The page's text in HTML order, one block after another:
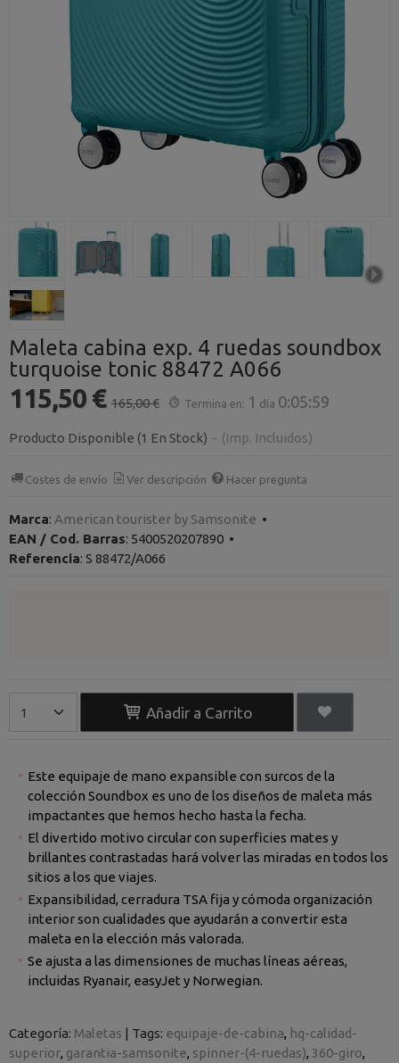
Maleta cabina exp. 4 ruedas soundbox
turquoise tonic 88472 A066
115,50 € 165,00 € Termina en: 1 día 0:05:59
Producto Disponible (1 En Stock) - (Imp. Incluidos)
Costes de envío Ver descripción Hacer pregunta
Marca: American tourister by Samsonite •
EAN / Cod. Barras: 5400520207890 •
Referencia: S 88472/A066
Añadir a Carrito
Este equipaje de mano expansible con surcos de la
colección Soundbox es uno de los diseños de maleta más
impactantes que hemos hecho hasta la fecha.
El divertido motivo circular con superficies mates y
brillantes contrastadas hará volver las miradas en todos los
sitios a los que viajes.
Expansibilidad, cerradura TSA fija y cómoda organización
interior son cualidades que ayudarán a convertir esta
maleta en la elección más valorada.
Se ajusta a las dimensiones de muchas líneas aéreas,
incluidas Ryanair, easyJet y Norwegian.
Categoría: Maletas | Tags: equipaje-de-cabina hq-calidad-
superior garantia-samsonite spinner-(4-ruedas) 360-giro